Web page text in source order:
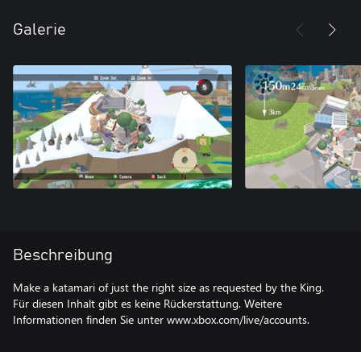
Galerie
Beschreibung
Make a katamari of just the right size as requested by the King.
Für diesen Inhalt gibt es keine Rückerstattung. Weitere
Informationen finden Sie unter www.xbox.com/live/accounts.